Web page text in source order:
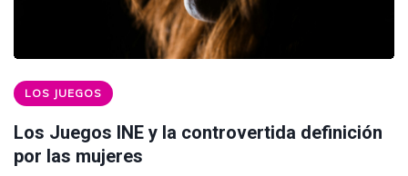
LOS JUEGOS
Los Juegos INE y la controvertida definición
por las mujeres